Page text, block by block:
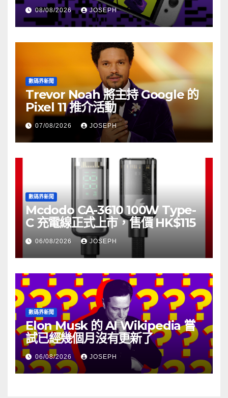
08/08/2026 JOSEPH
數碼界新聞
Trevor Noah 將主持 Google 的
Pixel 11 推介活動
07/08/2026 JOSEPH
數碼界新聞
Mcdodo CA-3610 100W Type-
C 充電線正式上市，售價 HK$115
06/08/2026 JOSEPH
數碼界新聞
Elon Musk 的 AI Wikipedia 嘗
試已經幾個月沒有更新了
06/08/2026 JOSEPH